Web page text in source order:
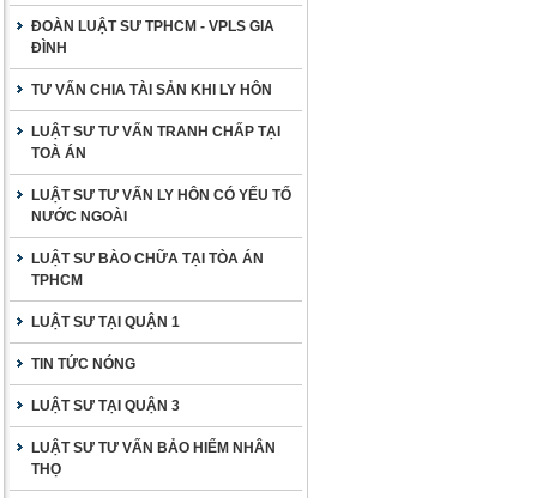
ĐOÀN LUẬT SƯ TPHCM - VPLS GIA
ĐÌNH
TƯ VẤN CHIA TÀI SẢN KHI LY HÔN
LUẬT SƯ TƯ VẤN TRANH CHẤP TẠI
TOÀ ÁN
LUẬT SƯ TƯ VẤN LY HÔN CÓ YẾU TỐ
NƯỚC NGOÀI
LUẬT SƯ BÀO CHỮA TẠI TÒA ÁN
TPHCM
LUẬT SƯ TẠI QUẬN 1
TIN TỨC NÓNG
LUẬT SƯ TẠI QUẬN 3
LUẬT SƯ TƯ VẤN BẢO HIỂM NHÂN
THỌ